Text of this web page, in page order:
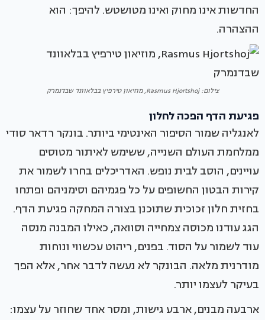
החדשות אינו מחוק ואינו מטושטש. להיפך: הוא
ההצהרה.
צילום: Rasmus Hjortshoj, מוזיאון טירפיץ בבלאוונד שבדנמרק
פגיעת הדף הפכה לחלון
לאנגליה שמור הסיפור האינטימי ביותר. בונקר רדאר סודי
ממלחמת העולם השנייה, ששימש לאיתור מטוסים
עויינים, הוסב לבית נופש. האדריכלים בחרו לשמור את
קירות הבטון החשופים על כל פגמיהם וסימניהם ופתחו
בחזית חלון זכוכית שתוכנן בצורה המחקה פגיעת הדף.
הגג עודנו מכוסה צמחייה וסוואה, כאילו המבנה מנסה
עוד לשמור על הסוד. בפנים, ריהוט עכשווי ונוחות
מודרנית מלאה. הבונקר לא נעשה לדבר אחר, אלא הפך
בעיקר לעצמו יותר.
ארבעה מבנים, ארבע גישות, ומסר אחד שחוזר על עצמו: